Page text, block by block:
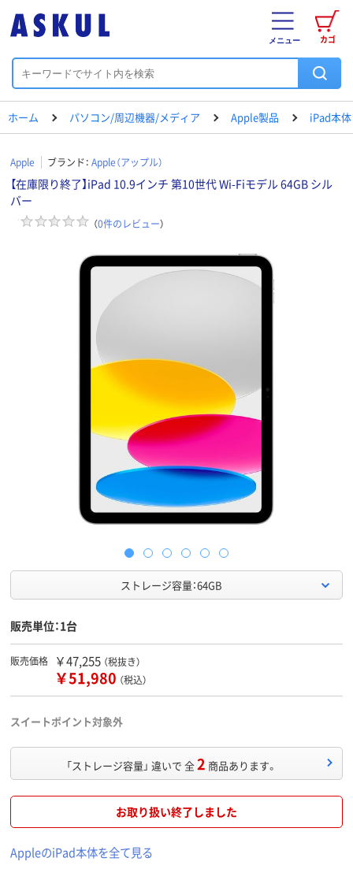
カゴ
メニュー
ホーム パソコン/周辺機器/メディア Apple製品 iPad本体
Apple ブランド： Apple（アップル）
【在庫限り終了】iPad 10.9インチ 第10世代 Wi-Fiモデル 64GB シル
バー
（0件のレビュー）
ストレージ容量：64GB
販売単位：1台
販売価格 ￥47,255 （税抜き）
￥51,980 （税込）
スイートポイント対象外
「ストレージ容量」 違いで 全2 商品あります。
お取り扱い終了しました
AppleのiPad本体を全て見る